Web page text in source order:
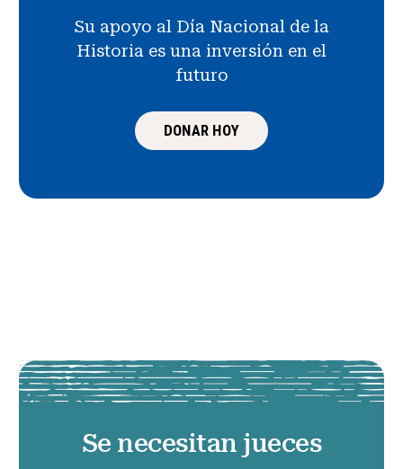
Su apoyo al Día Nacional de la
Historia es una inversión en el
futuro
DONAR HOY
Se necesitan jueces